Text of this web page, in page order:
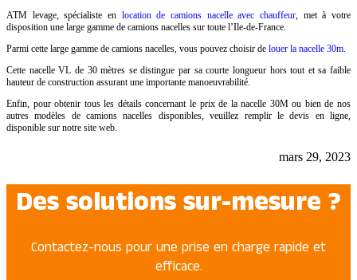
ATM levage, spécialiste en location de camions nacelle avec chauffeur, met à votre
disposition une large gamme de camions nacelles sur toute l’Ile-de-France.
Parmi cette large gamme de camions nacelles, vous pouvez choisir de louer la nacelle 30m.
Cette nacelle VL de 30 mètres se distingue par sa courte longueur hors tout et sa faible
hauteur de construction assurant une importante manoeuvrabilité.
Enfin, pour obtenir tous les détails concernant le prix de la nacelle 30M ou bien de nos
autres modèles de camions nacelles disponibles, veuillez remplir le devis en ligne,
disponible sur notre site web.
mars 29, 2023
Des solutions sur-mesure ?
Contactez-nous pour une prise en charge rapide et
efficace.